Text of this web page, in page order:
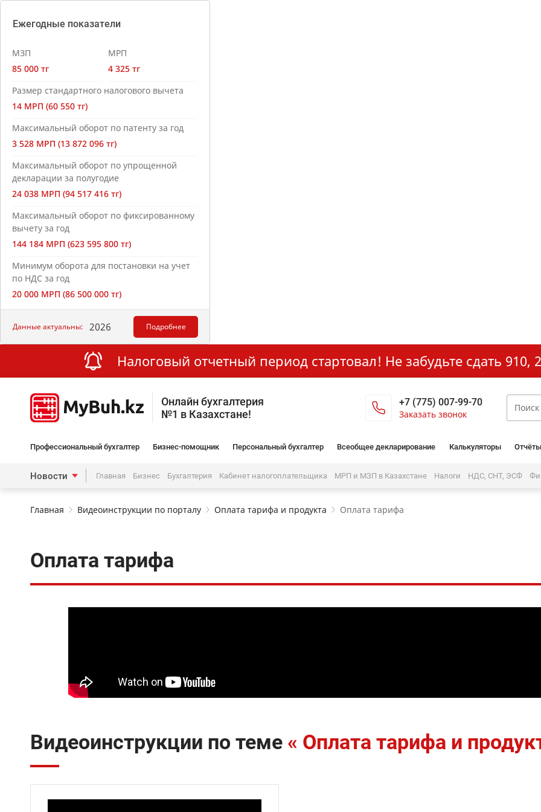
Ежегодные показатели
МЗП
85 000 тг
МРП
4 325 тг
Размер стандартного налогового вычета
14 МРП (60 550 тг)
Максимальный оборот по патенту за год
3 528 МРП (13 872 096 тг)
Максимальный оборот по упрощенной
декларации за полугодие
24 038 МРП (94 517 416 тг)
Максимальный оборот по фиксированному
вычету за год
144 184 МРП (623 595 800 тг)
Минимум оборота для постановки на учет
по НДС за год
20 000 МРП (86 500 000 тг)
Данные актуальны: 2026 Подробнее
Налоговый отчетный период стартовал! Не забудьте сдать 910,
Онлайн бухгалтерия
№1 в Казахстане!
+7 (775) 007-99-70
Заказать звонок
Профессиональный бухгалтер Бизнес-помощник Персональный бухгалтер Всеобщее декларирование Калькуляторы
Новости Главная Бизнес Бухгалтерия Кабинет налогоплательщика МРП и МЗП в Казахстане Налоги НДС, СНТ, ЭСФ
Главная Видеоинструкции по порталу Оплата тарифа и продукта Оплата тарифа
Оплата тарифа
Видеоинструкции по теме « Оплата тарифа и